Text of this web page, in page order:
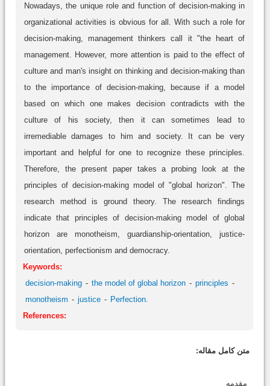
Nowadays, the unique role and function of decision-making in
organizational activities is obvious for all. With such a role for
decision-making, management thinkers call it "the heart of
management. However, more attention is paid to the effect of
culture and man's insight on thinking and decision-making than
to the importance of decision-making, because if a model
based on which one makes decision contradicts with the
culture of his society, then it can sometimes lead to
irremediable damages to him and society. It can be very
important and helpful for one to recognize these principles.
Therefore, the present paper takes a probing look at the
principles of decision-making model of "global horizon". The
research method is ground theory. The research findings
indicate that principles of decision-making model of global
horizon are monotheism, guardianship-orientation, justice-
orientation, perfectionism and democracy.
Keywords:
decision-making
the model of global horizon
principles
monotheism
justice
Perfection.
References:
متن کامل مقاله:
مقدمه